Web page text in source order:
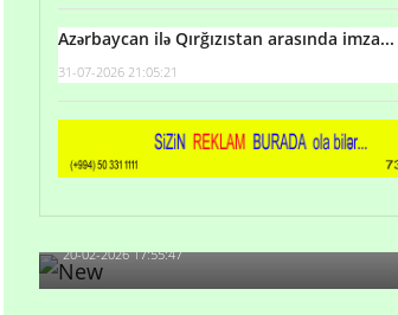
Azərbaycan ilə Qırğızıstan arasında imza...
31-07-2026 21:05:21
artıb?
20-02-2026 17:55:47
Məni bura NAZİR GÖNDƏRİB - 1937-ci ildən
fəaliyyətdə olan və...